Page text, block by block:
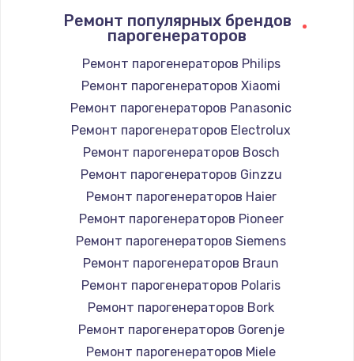
Ремонт популярных брендов
парогенераторов
Ремонт парогенераторов Philips
Ремонт парогенераторов Xiaomi
Ремонт парогенераторов Panasonic
Ремонт парогенераторов Electrolux
Ремонт парогенераторов Bosch
Ремонт парогенераторов Ginzzu
Ремонт парогенераторов Haier
Ремонт парогенераторов Pioneer
Ремонт парогенераторов Siemens
Ремонт парогенераторов Braun
Ремонт парогенераторов Polaris
Ремонт парогенераторов Bork
Ремонт парогенераторов Gorenje
Ремонт парогенераторов Miele